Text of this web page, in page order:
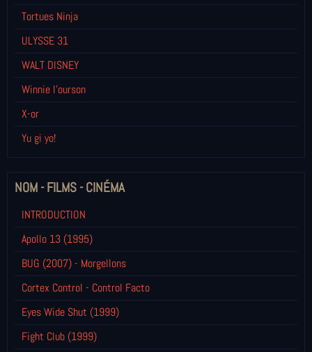
Tortues Ninja
ULYSSE 31
WALT DISNEY
Winnie l’ourson
X-or
Yu gi yo!
NOM - FILMS - CINÉMA
INTRODUCTION
Apollo 13 (1995)
BUG (2007) - Morgellons
Cortex Control - Control Facto
Eyes Wide Shut (1999)
Fight Club (1999)